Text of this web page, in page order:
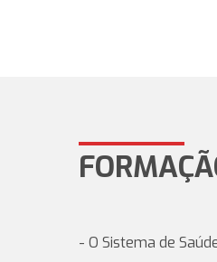
- O Sistema de